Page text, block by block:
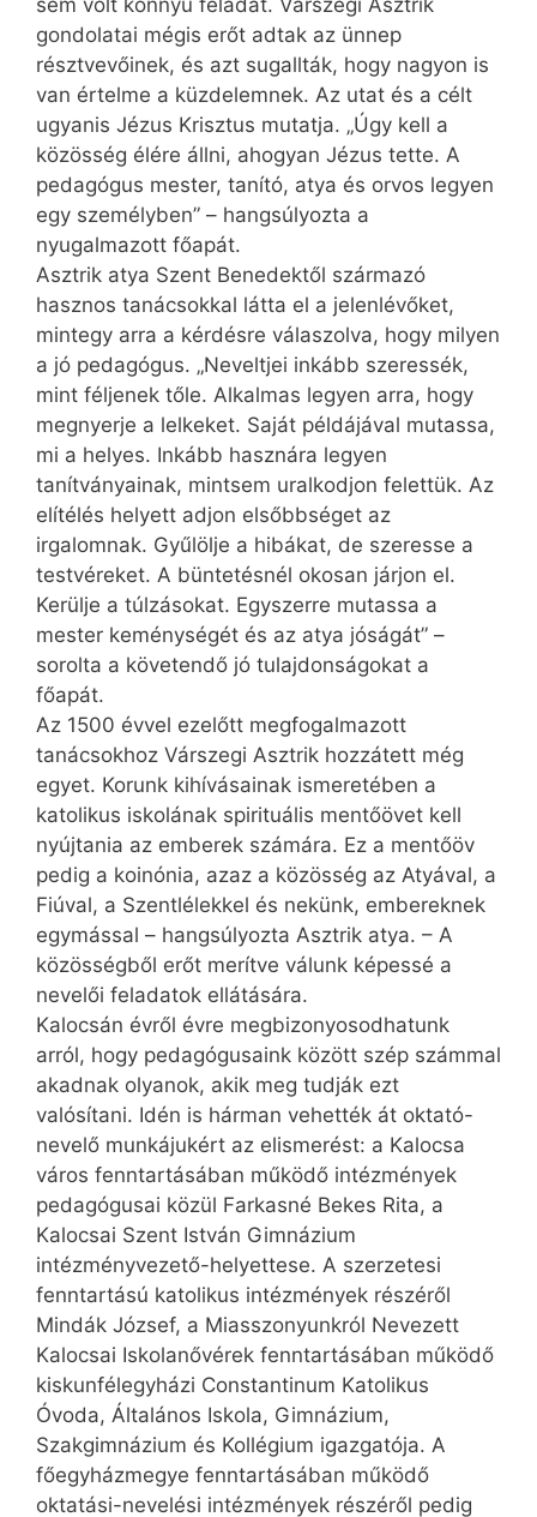
sem volt könnyű feladat. Várszegi Asztrik
gondolatai mégis erőt adtak az ünnep
résztvevőinek, és azt sugallták, hogy nagyon is
van értelme a küzdelemnek. Az utat és a célt
ugyanis Jézus Krisztus mutatja. „Úgy kell a
közösség élére állni, ahogyan Jézus tette. A
pedagógus mester, tanító, atya és orvos legyen
egy személyben” – hangsúlyozta a
nyugalmazott főapát.
Asztrik atya Szent Benedektől származó
hasznos tanácsokkal látta el a jelenlévőket,
mintegy arra a kérdésre válaszolva, hogy milyen
a jó pedagógus. „Neveltjei inkább szeressék,
mint féljenek tőle. Alkalmas legyen arra, hogy
megnyerje a lelkeket. Saját példájával mutassa,
mi a helyes. Inkább hasznára legyen
tanítványainak, mintsem uralkodjon felettük. Az
elítélés helyett adjon elsőbbséget az
irgalomnak. Gyűlölje a hibákat, de szeresse a
testvéreket. A büntetésnél okosan járjon el.
Kerülje a túlzásokat. Egyszerre mutassa a
mester keménységét és az atya jóságát” –
sorolta a követendő jó tulajdonságokat a
főapát.
Az 1500 évvel ezelőtt megfogalmazott
tanácsokhoz Várszegi Asztrik hozzátett még
egyet. Korunk kihívásainak ismeretében a
katolikus iskolának spirituális mentőövet kell
nyújtania az emberek számára. Ez a mentőöv
pedig a koinónia, azaz a közösség az Atyával, a
Fiúval, a Szentlélekkel és nekünk, embereknek
egymással – hangsúlyozta Asztrik atya. – A
közösségből erőt merítve válunk képessé a
nevelői feladatok ellátására.
Kalocsán évről évre megbizonyosodhatunk
arról, hogy pedagógusaink között szép számmal
akadnak olyanok, akik meg tudják ezt
valósítani. Idén is hárman vehették át oktató-
nevelő munkájukért az elismerést: a Kalocsa
város fenntartásában működő intézmények
pedagógusai közül Farkasné Bekes Rita, a
Kalocsai Szent István Gimnázium
intézményvezető-helyettese. A szerzetesi
fenntartású katolikus intézmények részéről
Mindák József, a Miasszonyunkról Nevezett
Kalocsai Iskolanővérek fenntartásában működő
kiskunfélegyházi Constantinum Katolikus
Óvoda, Általános Iskola, Gimnázium,
Szakgimnázium és Kollégium igazgatója. A
főegyházmegye fenntartásában működő
oktatási-nevelési intézmények részéről pedig